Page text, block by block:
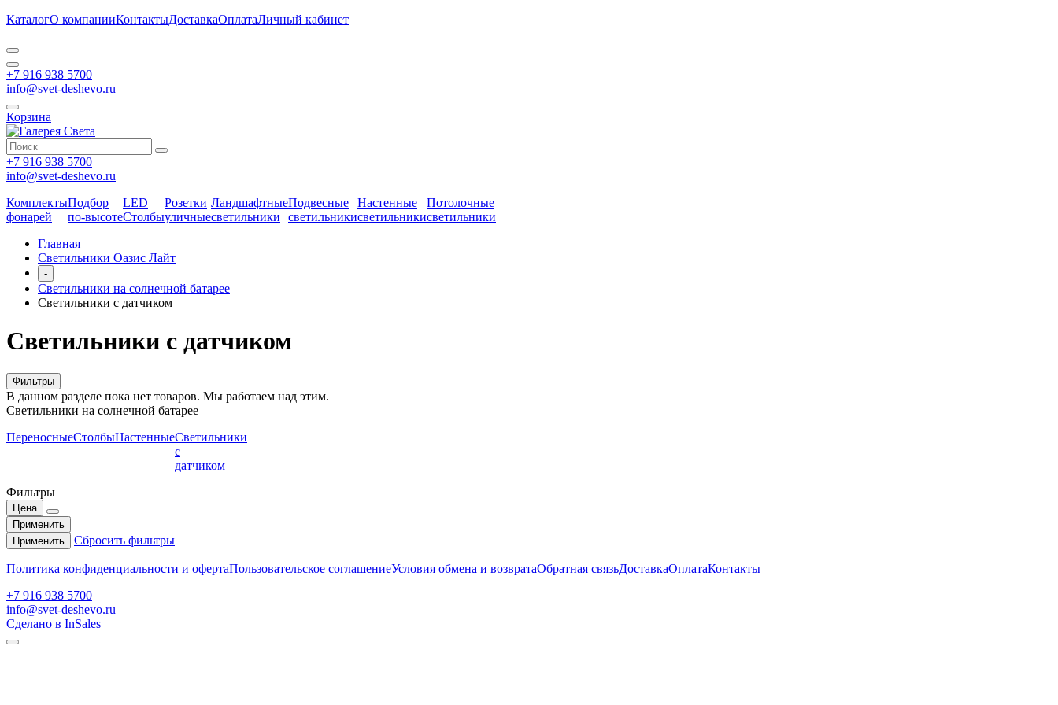
КаталогО компанииКонтактыДоставкаОплатаЛичный кабинет
+7 916 938 5700
info@svet-deshevo.ru
Корзина
+7 916 938 5700
info@svet-deshevo.ru
Комплекты
фонарей
Подбор
по-высоте
LED
Столбы
Розетки
уличные
Ландшафтные
светильники
Подвесные
светильники
Настенные
светильники
Потолочные
светильники
Главная
Светильники Оазис Лайт
-
Светильники на солнечной батарее
Светильники с датчиком
Светильники с датчиком
Фильтры
В данном разделе пока нет товаров. Мы работаем над этим.
Светильники на солнечной батарее
ПереносныеСтолбыНастенныеСветильники
с
датчиком
Фильтры
Цена
Применить
Применить
Сбросить фильтры
Политика конфиденциальности и офертаПользовательское соглашениеУсловия обмена и возвратаОбратная связьДоставкаОплатаКонтакты
+7 916 938 5700
info@svet-deshevo.ru
Сделано в InSales